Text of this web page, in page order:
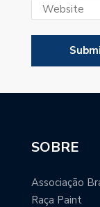
SOBRE
Associação
Raça Paint